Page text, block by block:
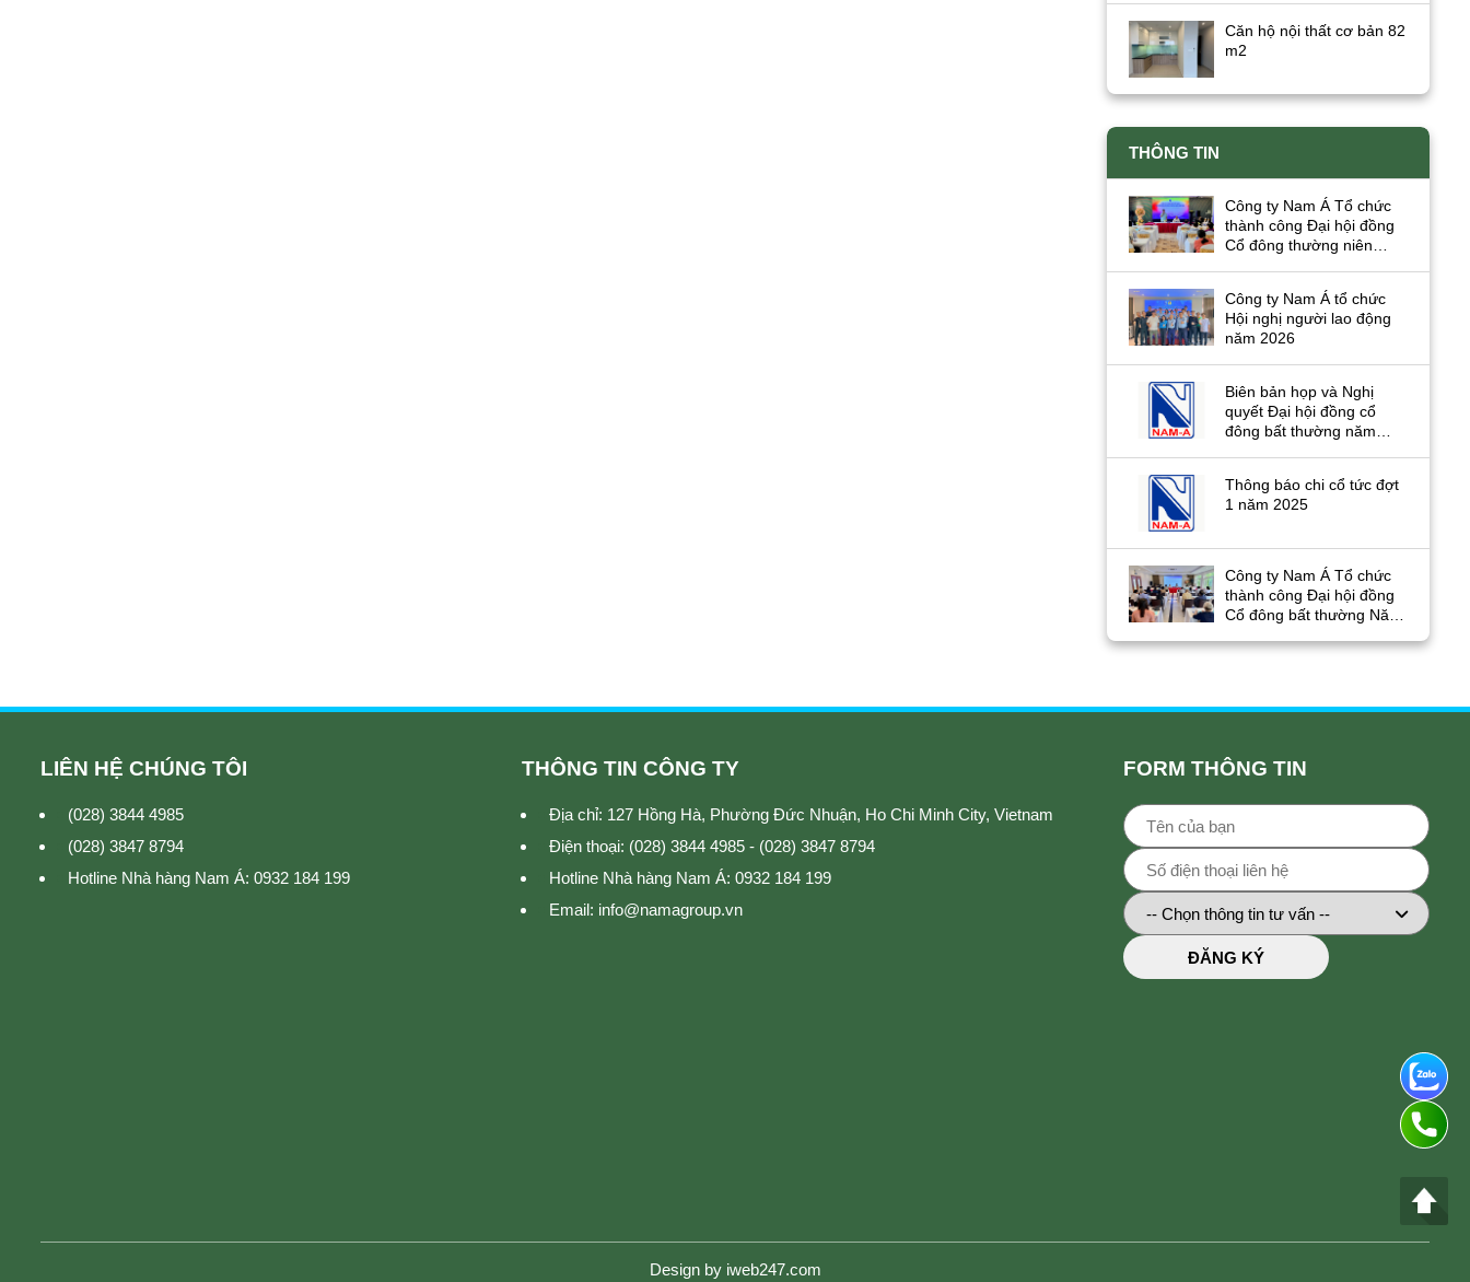
Căn hộ nội thất cơ bản 82
m2
THÔNG TIN
Công ty Nam Á Tổ chức
thành công Đại hội đồng
Cổ đông thường niên
Công ty Nam Á tổ chức
Hội nghị người lao động
năm 2026
Biên bản họp và Nghị
quyết Đại hội đồng cổ
đông bất thường năm
Thông báo chi cổ tức đợt
1 năm 2025
Công ty Nam Á Tổ chức
thành công Đại hội đồng
Cổ đông bất thường Năm
LIÊN HỆ CHÚNG TÔI
(028) 3844 4985
(028) 3847 8794
Hotline Nhà hàng Nam Á: 0932 184 199
THÔNG TIN CÔNG TY
Địa chỉ: 127 Hồng Hà, Phường Đức Nhuận, Ho Chi Minh City, Vietnam
Điện thoại: (028) 3844 4985 - (028) 3847 8794
Hotline Nhà hàng Nam Á: 0932 184 199
Email: info@namagroup.vn
FORM THÔNG TIN
ĐĂNG KÝ
Design by iweb247.com